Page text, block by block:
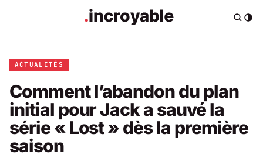
ACTUALITÉS
Comment l’abandon du plan
initial pour Jack a sauvé la
série « Lost » dès la première
saison